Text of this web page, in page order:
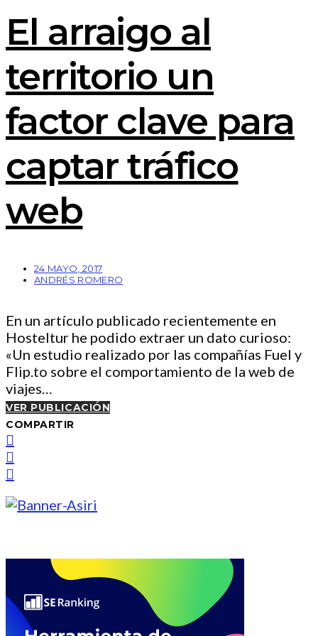
El arraigo al
territorio un
factor clave para
captar tráfico
web
24 MAYO, 2017
ANDRÉS ROMERO
En un artículo publicado recientemente en
Hosteltur he podido extraer un dato curioso:
«Un estudio realizado por las compañías Fuel y
Flip.to sobre el comportamiento de la web de
viajes…
VER PUBLICACIÓN
COMPARTIR